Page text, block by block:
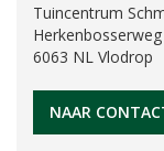
Tuincentrum
6063 NL Vlodrop
NAAR